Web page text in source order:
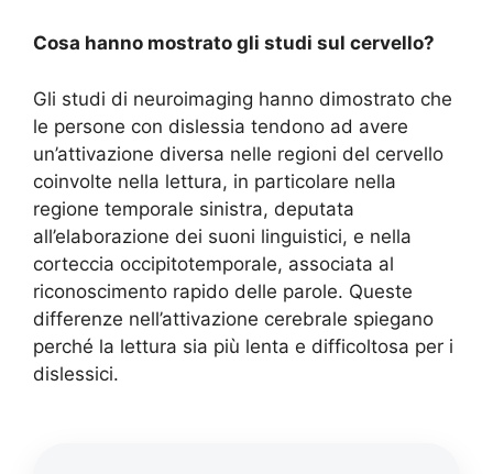
Cosa hanno mostrato gli studi sul cervello?
Gli studi di neuroimaging hanno dimostrato che
le persone con dislessia tendono ad avere
un’attivazione diversa nelle regioni del cervello
coinvolte nella lettura, in particolare nella
regione temporale sinistra, deputata
all’elaborazione dei suoni linguistici, e nella
corteccia occipitotemporale, associata al
riconoscimento rapido delle parole. Queste
differenze nell’attivazione cerebrale spiegano
perché la lettura sia più lenta e difficoltosa per i
dislessici.